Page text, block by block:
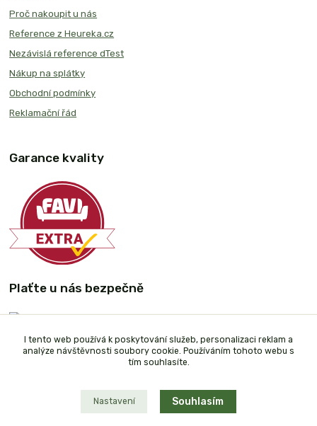
Proč nakoupit u nás
Reference z Heureka.cz
Nezávislá reference dTest
Nákup na splátky
Obchodní podmínky
Reklamační řád
Garance kvality
Plaťte u nás bezpečně
I tento web používá k poskytování služeb, personalizaci reklam a
analýze návštěvnosti soubory cookie. Používáním tohoto webu s
tím souhlasíte.
Nastavení Souhlasím